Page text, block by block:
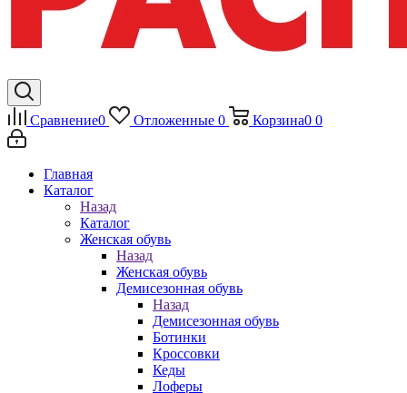
Сравнение0 Отложенные 0 Корзина0 0
Главная
Каталог
Назад
Каталог
Женская обувь
Назад
Женская обувь
Демисезонная обувь
Назад
Демисезонная обувь
Ботинки
Кроссовки
Кеды
Лоферы